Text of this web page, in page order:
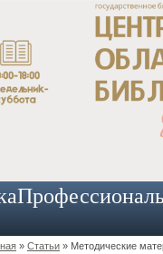
» Статьи » Методические